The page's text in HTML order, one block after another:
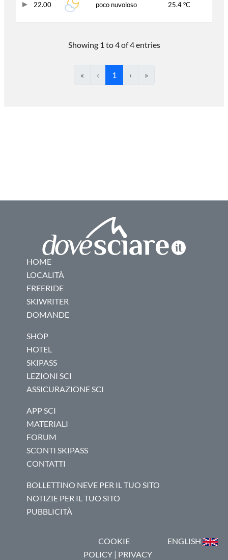
22.00 poco nuvoloso 25.4 °C
Showing 1 to 4 of 4 entries
« ‹ 1 › »
HOME
LOCALITÀ
FREERIDE
SKIWRITER
DOMANDE
SHOP
HOTEL
SKIPASS
LEZIONI SCI
ASSICURAZIONE SCI
APP SCI
MATERIALI
FORUM
SCONTI SKIPASS
CONTATTI
BOLLETTINO NEVE PER IL TUO SITO
NOTIZIE PER IL TUO SITO
PUBBLICITÀ
COOKIE
POLICY| PRIVACY
ENGLISH